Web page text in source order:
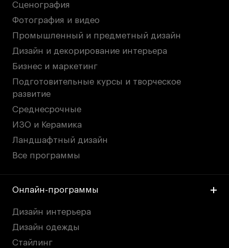
Сценография
Фотография и видео
Промышленный и предметный дизайн
Дизайн и декорирование интерьера
Бизнес и маркетинг
Подготовительные курсы и творческое
развитие
Среднесрочные
ИЗО и Керамика
Ландшафтный дизайн
Все программы
Онлайн-программы
Дизайн интерьера
Дизайн одежды
Стайлинг